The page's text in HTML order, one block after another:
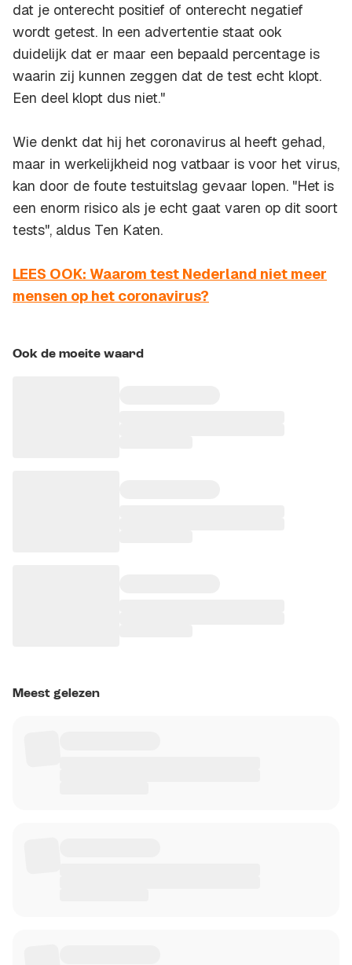
dat je onterecht positief of onterecht negatief
wordt getest. In een advertentie staat ook
duidelijk dat er maar een bepaald percentage is
waarin zij kunnen zeggen dat de test echt klopt.
Een deel klopt dus niet."
Wie denkt dat hij het coronavirus al heeft gehad,
maar in werkelijkheid nog vatbaar is voor het virus,
kan door de foute testuitslag gevaar lopen. "Het is
een enorm risico als je echt gaat varen op dit soort
tests", aldus Ten Katen.
LEES OOK: Waarom test Nederland niet meer
mensen op het coronavirus?
Ook de moeite waard
Meest gelezen